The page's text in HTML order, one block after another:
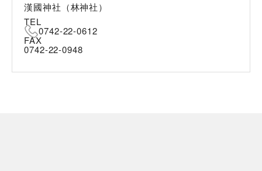
漢國神社（林神社）
TEL
0742-22-0612
FAX
0742-22-0948